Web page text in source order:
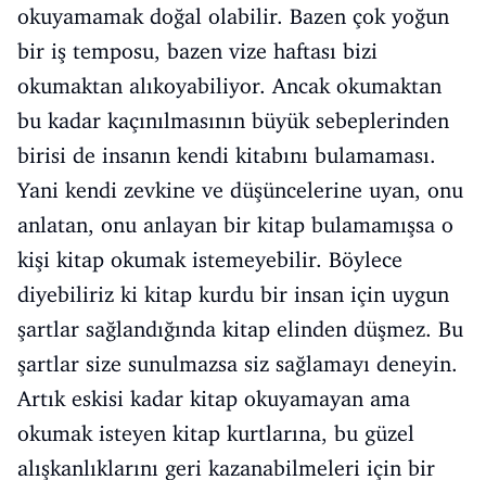
okuyamamak doğal olabilir. Bazen çok yoğun
bir iş temposu, bazen vize haftası bizi
okumaktan alıkoyabiliyor. Ancak okumaktan
bu kadar kaçınılmasının büyük sebeplerinden
birisi de insanın kendi kitabını bulamaması.
Yani kendi zevkine ve düşüncelerine uyan, onu
anlatan, onu anlayan bir kitap bulamamışsa o
kişi kitap okumak istemeyebilir. Böylece
diyebiliriz ki kitap kurdu bir insan için uygun
şartlar sağlandığında kitap elinden düşmez. Bu
şartlar size sunulmazsa siz sağlamayı deneyin.
Artık eskisi kadar kitap okuyamayan ama
okumak isteyen kitap kurtlarına, bu güzel
alışkanlıklarını geri kazanabilmeleri için bir